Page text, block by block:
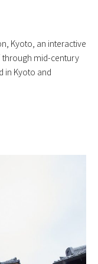
Kyoto, an interactive
through mid-century
in Kyoto and